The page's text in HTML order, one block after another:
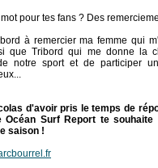
pour tes fans ? Des
à remercier ma femme qui
que Tribord qui me donne la
notre sport et de participer
d'avoir pris le temps de
Océan Surf Report te
saison !